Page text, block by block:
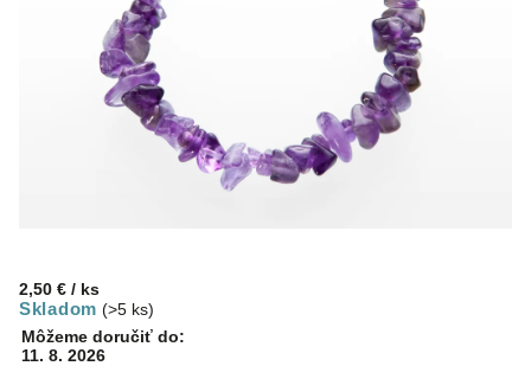
2,50 € / ks
Skladom (>5 ks)
Môžeme doručiť do:
11. 8. 2026